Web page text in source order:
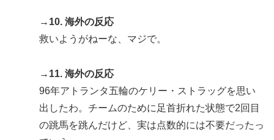
→10. 海外の反応
救いようがねーな、マジで。
→11. 海外の反応
96年アトランタ五輪のケリー・ストラッグを思い
出したわ。チームのために足首折れた状態で2回目
の跳馬を跳んだけど、実は点数的には不要だったっ